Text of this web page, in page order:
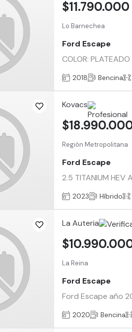
Lo Barnechea
Ford Escape
COLOR:
$11.790.000
2018 Bencina
Kovacs
Región Metropolitana
Ford Escape
2.5 TITANIUM
2023 Híbrido
La Auteria
La Reina
Ford Escape
Ford Escape año
2020 Bencina